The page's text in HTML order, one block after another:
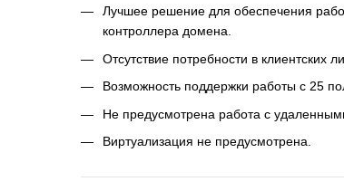
Лучшее решение для обеспечения
контроллера домена.
Отсутствие потребности в клиентских
Возможность поддержки работы с 25
Не предусмотрена работа с
Виртуализация не предусмотрена.